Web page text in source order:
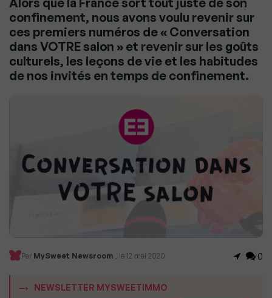
confinement, nous avons voulu revenir sur
ces premiers numéros de « Conversation
dans VOTRE salon » et revenir sur les goûts
culturels, les leçons de vie et les habitudes
de nos invités en temps de confinement.
Par MySweet Newsroom , le 12 mai 2020 0
NEWSLETTER MYSWEETIMMO